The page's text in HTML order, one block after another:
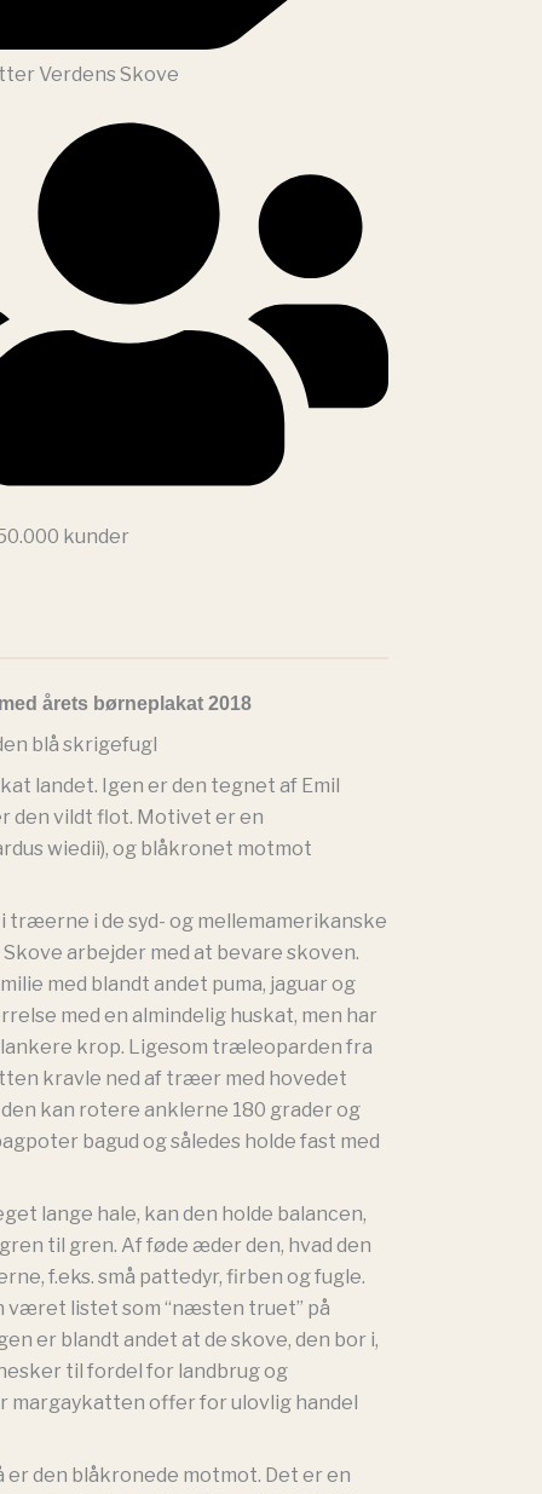
Verdens Skove
kunder
årets børneplakat 2018
blå skrigefugl
landet. Igen er den tegnet af Emil
den vildt flot. Motivet er en
wiedii), og blåkronet motmot
træerne i de syd- og mellemamerikanske
arbejder med at bevare skoven.
med blandt andet puma, jaguar og
med en almindelig huskat, men har
krop. Ligesom træleoparden fra
kravle ned af træer med hovedet
kan rotere anklerne 180 grader og
bagud og således holde fast med
lange hale, kan den holde balancen,
til gren. Af føde æder den, hvad den
f.eks. små pattedyr, firben og fugle.
været listet som “næsten truet” på
er blandt andet at de skove, den bor i,
til fordel for landbrug og
margaykatten offer for ulovlig handel
er den blåkronede motmot. Det er en